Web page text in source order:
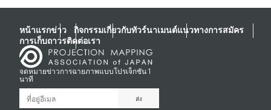
หน้าแรกข่าว กิจกรรมเกี่ยวกับทัวร์นาเมนต์แนวทางการสมัคร
การเก็บถาวรติดต่อเรา
จดหมายข่าวการฉายภาพแบบโปรเจ็กชัน 1
นาที